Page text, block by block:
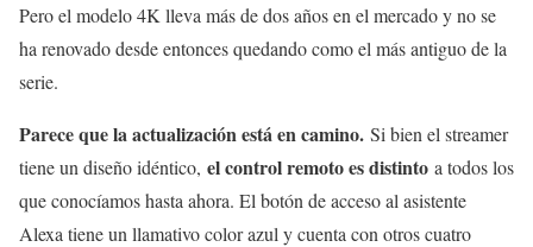
Pero el modelo 4K lleva más de dos años en el mercado y no se
ha renovado desde entonces quedando como el más antiguo de la
serie.
Parece que la actualización está en camino. Si bien el streamer
tiene un diseño idéntico, el control remoto es distinto a todos los
que conocíamos hasta ahora. El botón de acceso al asistente
Alexa tiene un llamativo color azul y cuenta con otros cuatro